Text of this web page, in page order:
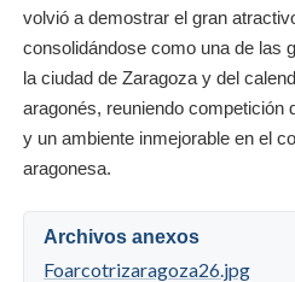
volvió a demostrar el gran
consolidándose como una de las
la ciudad de Zaragoza y del
aragonés, reuniendo competición
y un ambiente inmejorable en el
aragonesa.
Archivos anexos
Foarcotrizaragoza26.jpg